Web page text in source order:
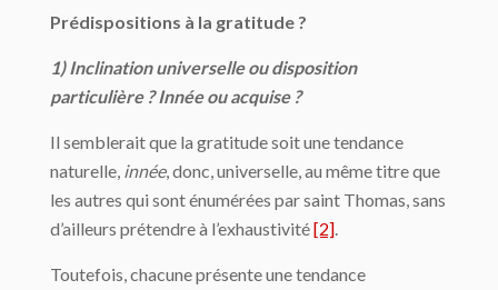
Prédispositions à la gratitude ?
1) Inclination universelle ou disposition
particulière ? Innée ou acquise ?
Il semblerait que la gratitude soit une tendance
naturelle, innée, donc, universelle, au même titre que
les autres qui sont énumérées par saint Thomas, sans
d’ailleurs prétendre à l’exhaustivité[2]
Toutefois, chacune présente une tendance